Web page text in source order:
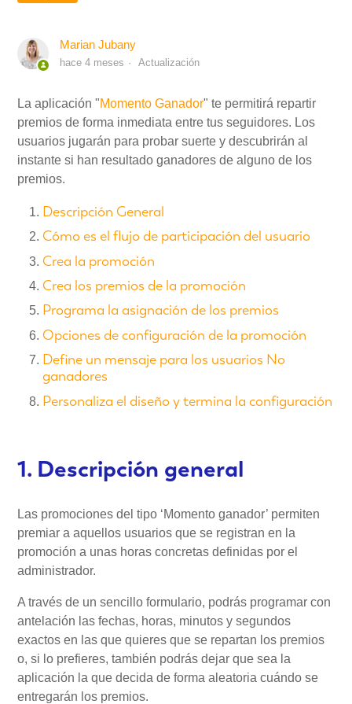
Integraciones
Mi Cuenta
Videotutoriales
Preguntas Frecuentes
Actualizaciones
Marian Jubany
hace 4 meses Actualización
La aplicación "Momento Ganador" te permitirá repartir
premios de forma inmediata entre tus seguidores. Los
usuarios jugarán para probar suerte y descubrirán al
instante si han resultado ganadores de alguno de los
premios.
Descripción General
Cómo es el flujo de participación del usuario
Crea la promoción
Crea los premios de la promoción
Programa la asignación de los premios
Opciones de configuración de la promoción
Define un mensaje para los usuarios No
ganadores
Personaliza el diseño y termina la configuración
1. Descripción general
Las promociones del tipo ‘Momento ganador’ permiten
premiar a aquellos usuarios que se registran en la
promoción a unas horas concretas definidas por el
administrador.
A través de un sencillo formulario, podrás programar con
antelación las fechas, horas, minutos y segundos
exactos en las que quieres que se repartan los premios
o, si lo prefieres, también podrás dejar que sea la
aplicación la que decida de forma aleatoria cuándo se
entregarán los premios.